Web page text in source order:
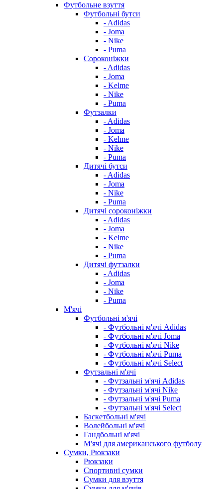
Футбольне взуття
Футбольні бутси
- Adidas
- Joma
- Nike
- Puma
Сороконіжки
- Adidas
- Joma
- Kelme
- Nike
- Puma
Футзалки
- Adidas
- Joma
- Kelme
- Nike
- Puma
Дитячі бутси
- Adidas
- Joma
- Nike
- Puma
Дитячі сороконіжки
- Adidas
- Joma
- Kelme
- Nike
- Puma
Дитячі футзалки
- Adidas
- Joma
- Nike
- Puma
М'ячі
Футбольні м'ячі
- Футбольні м'ячі Adidas
- Футбольні м'ячі Joma
- Футбольні м'ячі Nike
- Футбольні м'ячі Puma
- Футбольні м'ячі Select
Футзальні м'ячі
- Футзальні м'ячі Adidas
- Футзальні м'ячі Nike
- Футзальні м'ячі Puma
- Футзальні м'ячі Select
Баскетбольні м'ячі
Волейбольні м'ячі
Гандбольні м'ячі
М'ячі для американського футболу
Сумки, Рюкзаки
Рюкзаки
Спортивні сумки
Сумки для взуття